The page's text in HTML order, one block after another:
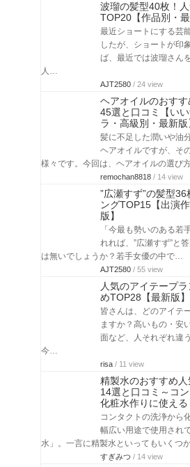
波瑠の髪型40枚！
TOP20【作品別・最
最近ショートにする芸
したが、ショートが印
ば、最近では波瑠さん
人…
AJT2580 / 24 view
ヘアオイルのおす
45選と口コミ【い
ラ・高級別・最新版
髪に不足した潤いや油
ヘアオイルですが、そ
様々です。今回は、ヘアオイルの選び
remochan8818 / 14 view
”広瀬すず”の髪型
ングTOP15【出演
版】
「今最も勢いのある若
れれば、”広瀬すず”と
は無いでしょうか？若手女優の中で…
AJT2580 / 55 view
人気のアイテープ
めTOP28【最新版】
皆さんは、どのアイテ
ますか？高いもの・安
面など、人それぞれ違
今…
risa / 11 view
精製水のおすすめ
14選と口コミ～コ
化粧水作りに使える
コンタクトの洗浄から
幅広い用途で使用され
水」。一言に精製水といってもいくつ
すぎみつ / 14 view